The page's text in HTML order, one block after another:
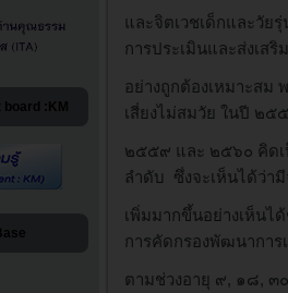
board :KM
และจิตเวชเด็กและวัย
การประเมินและส่งเส
อย่างถูกต้องเหมาะสม
เสี่ยงไม่สมวัย ในปี ๒
๒๕๕๙ และ ๒๕๖๐ คิด
ลำดับ ซึ่งจะเห็นได้ว่า
เพิ่มมากขึ้นอย่างเห็น
การคัดกรองพัฒนาการ
ตามช่วงอายุ ๙, ๑๘, ๓